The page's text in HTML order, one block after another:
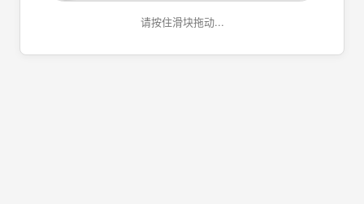
请按住滑块拖动...